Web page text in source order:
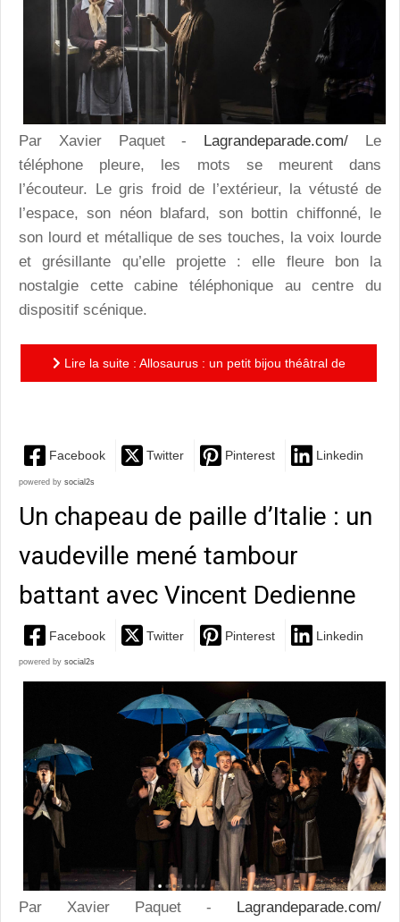
Par Xavier Paquet - Lagrandeparade.com/ Le
téléphone pleure, les mots se meurent dans
l’écouteur. Le gris froid de l’extérieur, la vétusté de
l’espace, son néon blafard, son bottin chiffonné, le
son lourd et métallique de ses touches, la voix lourde
et grésillante qu’elle projette : elle fleure bon la
nostalgie cette cabine téléphonique au centre du
dispositif scénique.
Lire la suite : Allosaurus : un petit bijou théâtral de
Facebook Twitter Pinterest Linkedin
powered by social2s
Un chapeau de paille d’Italie : un
vaudeville mené tambour
battant avec Vincent Dedienne
Facebook Twitter Pinterest Linkedin
powered by social2s
Par Xavier Paquet - Lagrandeparade.com/